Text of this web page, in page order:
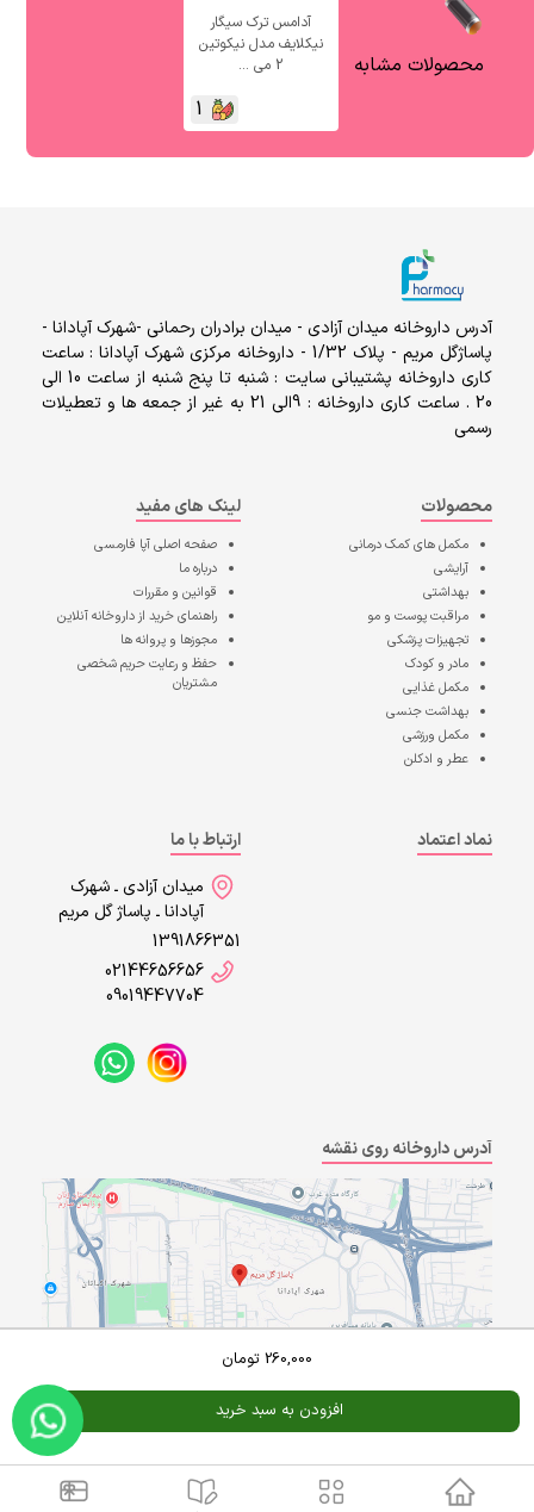
محصولات مشابه
آدامس ترک سیگار
نیکلایف مدل نیکوتین
2 می ...
1
260,000 تومان
افزودن به سبد خرید
آدرس داروخانه میدان آزادی - میدان برادران رحمانی -شهرک آپادانا -
پاساژگل مریم - پلاک 1/32 - داروخانه مرکزی شهرک آپادانا : ساعت
کاری داروخانه پشتیبانی سایت : شنبه تا پنج شنبه از ساعت 10 الی
20 . ساعت کاری داروخانه : 9الی 21 به غیر از جمعه ها و تعطیلات
رسمی
محصولات
مکمل های کمک درمانی
آرایشی
بهداشتی
مراقبت پوست و مو
تجهیزات پزشکی
مادر و کودک
مکمل غذایی
بهداشت جنسی
مکمل ورزشی
عطر و ادکلن
لینک های مفید
صفحه اصلیآپا فارمسی
درباره ما
قوانین و مقررات
راهنمای خرید از داروخانه آنلاین
مجوزها و پروانه ها
حفظ و رعایت حریم شخصی
مشتریان
نماد اعتماد
ارتباط با ما
میدان آزادی ـ شهرک
آپادانا ـ پاساژ گل مریم
1391866351
02144656656
09019447704
آدرس داروخانه روی نقشه
A Pluss
Powered By